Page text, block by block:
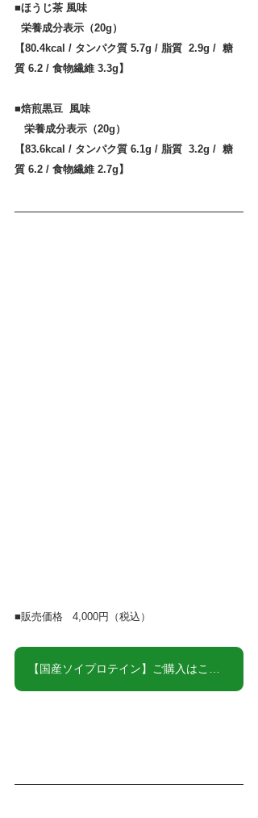
■ほうじ茶 風味
  栄養成分表示（20g）
【80.4kcal / タンパク質 5.7g / 脂質  2.9g /  糖
質 6.2 / 食物繊維 3.3g】
■焙煎黒豆  風味
   栄養成分表示（20g）
【83.6kcal / タンパク質 6.1g / 脂質  3.2g /  糖
質 6.2 / 食物繊維 2.7g】
■販売価格   4,000円（税込）